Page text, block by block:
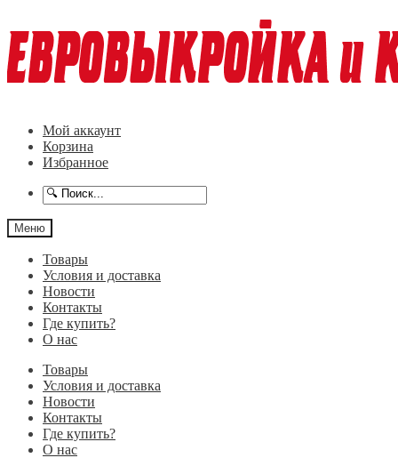
к
навигации
к
содержимому
Мой аккаунт
Корзина
Избранное
Меню
Товары
Условия и доставка
Новости
Контакты
Где купить?
О нас
Товары
Условия и доставка
Новости
Контакты
Где купить?
О нас